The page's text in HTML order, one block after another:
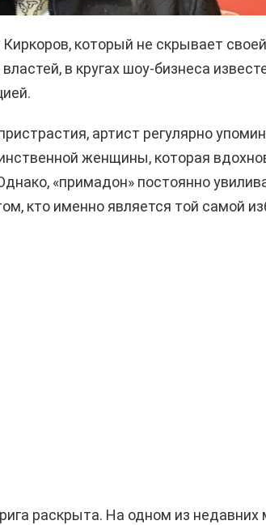
который не скрывает
в кругах шоу-бизнеса
артист регулярно
женщины, которая
«примадон» постоянно
кто именно является той самой
раскрыта. На одном из недавних